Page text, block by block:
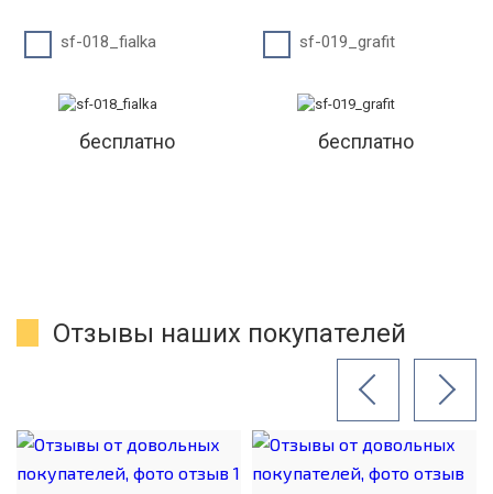
sf-018_fialka
бесплатно
sf-019_grafit
бесплатно
Отзывы наших покупателей